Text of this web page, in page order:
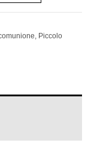
, Piccolo